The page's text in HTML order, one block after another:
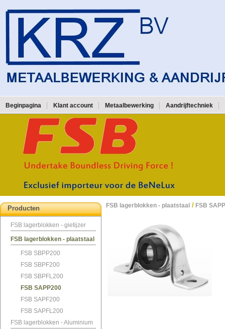
Beginpagina Klant account Metaalbewerking Aandrijftechniek
Producten
FSB lagerblokken - gietijzer
FSB lagerblokken - plaatstaal
FSB SBPP200
FSB SBPF200
FSB SBPFL200
FSB SAPP200
FSB SAPF200
FSB SAPFL200
FSB lagerblokken - Aluminium
FSB lagerblokken - plaatstaal / FSB